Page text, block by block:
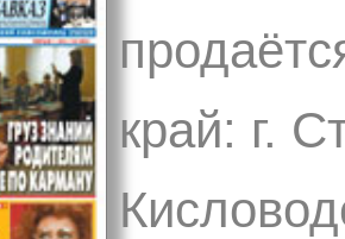
край: г.